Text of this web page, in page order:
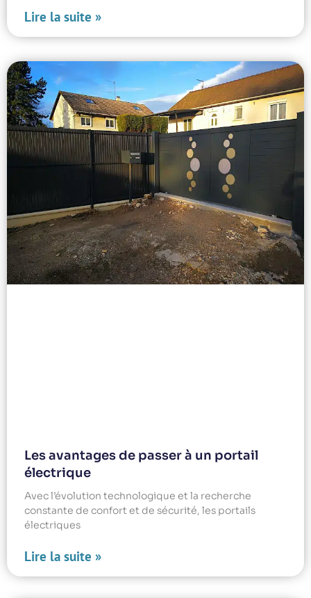
Lire la suite »
Les avantages de passer à un portail
électrique
Avec l’évolution technologique et la recherche
constante de confort et de sécurité, les portails
électriques
Lire la suite »